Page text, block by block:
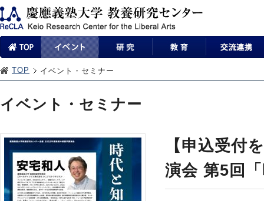
TOP イベント・セミナー
イベント・セミナー
【申込受付
演会 第5回